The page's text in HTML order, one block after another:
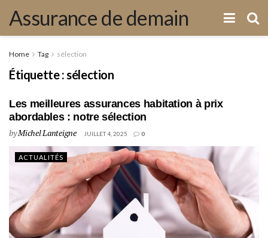
Assurance de demain
Home Tag sélection
Étiquette :sélection
Les meilleures assurances habitation à prix
abordables : notre sélection
byMichel Lanteigne JUILLET 4, 2025 0
ACTUALITÉS